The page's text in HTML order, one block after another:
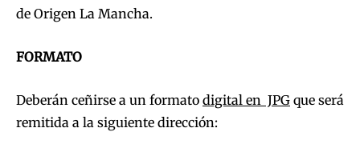
de Origen La Mancha.
FORMATO
Deberán ceñirse a un formato digital en JPG que será
remitida a la siguiente dirección: